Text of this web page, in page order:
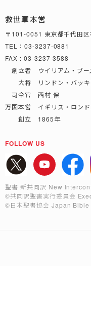
救世軍本営
〒101-0051 東京都千代田
TEL：03-3237-0881
FAX : 03-3237-3588
創立者 ウイリアム・ブー
大将 リンドン・バッキ
司令官 西村 保
万国本営 イギリス・ロンド
創立 1865年
FOLLOW US
聖書 新共同訳 New
©共同訳聖書実行委員会
©日本聖書協会 Japan